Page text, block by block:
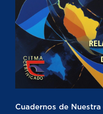
Cuadernos de